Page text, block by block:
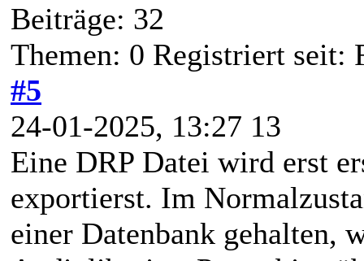
Beiträge: 32
Themen: 0 Registriert seit:
#5
24-01-2025, 13:27 13
Eine DRP Datei wird erst
exportierst. Im
einer Datenbank gehalten,